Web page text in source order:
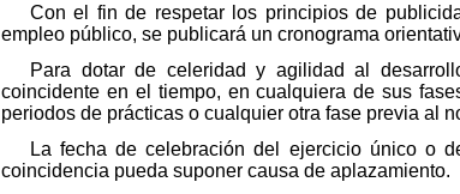
Con el fin de respetar los principios de
empleo público, se publicará un cronograma
Para dotar de celeridad y agilidad al
coincidente en el tiempo, en cualquiera de sus
periodos de prácticas o cualquier otra fase previa al
La fecha de celebración del ejercicio único o
coincidencia pueda suponer causa de aplazamiento.